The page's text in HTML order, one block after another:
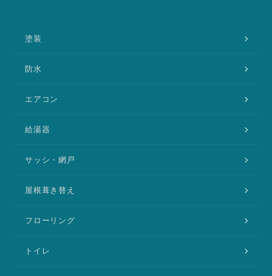
塗装
防水
エアコン
給湯器
サッシ・網戸
屋根葺き替え
フローリング
トイレ